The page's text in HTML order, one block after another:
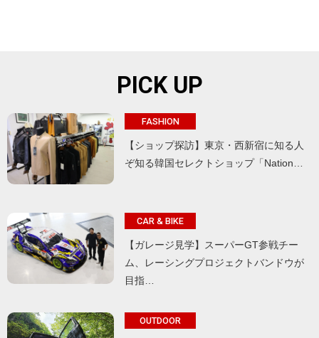
PICK UP
FASHION
【ショップ探訪】東京・西新宿に知る人
ぞ知る韓国セレクトショップ「Nation…
CAR & BIKE
【ガレージ見学】スーパーGT参戦チー
ム、レーシングプロジェクトバンドウが
目指…
OUTDOOR